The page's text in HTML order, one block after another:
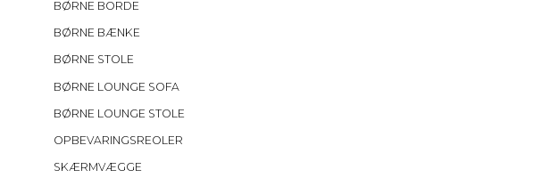
BØRNE BORDE
BØRNE BÆNKE
BØRNE STOLE
BØRNE LOUNGE SOFA
BØRNE LOUNGE STOLE
OPBEVARINGSREOLER
SKÆRMVÆGGE